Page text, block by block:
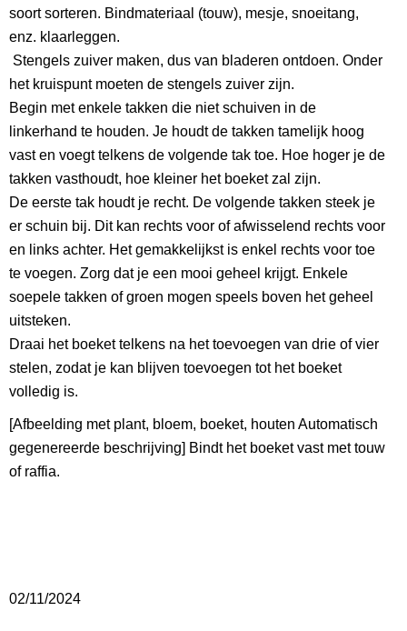
soort sorteren. Bindmateriaal (touw), mesje, snoeitang,
enz. klaarleggen.
Stengels zuiver maken, dus van bladeren ontdoen. Onder
het kruispunt moeten de stengels zuiver zijn.
Begin met enkele takken die niet schuiven in de
linkerhand te houden. Je houdt de takken tamelijk hoog
vast en voegt telkens de volgende tak toe. Hoe hoger je de
takken vasthoudt, hoe kleiner het boeket zal zijn.
De eerste tak houdt je recht. De volgende takken steek je
er schuin bij. Dit kan rechts voor of afwisselend rechts voor
en links achter. Het gemakkelijkst is enkel rechts voor toe
te voegen. Zorg dat je een mooi geheel krijgt. Enkele
soepele takken of groen mogen speels boven het geheel
uitsteken.
Draai het boeket telkens na het toevoegen van drie of vier
stelen, zodat je kan blijven toevoegen tot het boeket
volledig is.
[Afbeelding met plant, bloem, boeket, houten Automatisch
gegenereerde beschrijving] Bindt het boeket vast met touw
of raffia.
02/11/2024